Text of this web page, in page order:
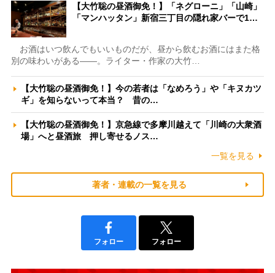
【大竹聡の昼酒御免！】「ネグローニ」「山崎」
「マンハッタン」新宿三丁目の隠れ家バーで1…
お酒はいつ飲んでもいいものだが、昼から飲むお酒にはまた格
別の味わいがある――。ライター・作家の大竹…
【大竹聡の昼酒御免！】今の若者は「なめろう」や「キヌカツ
ギ」を知らないって本当？ 昔の…
【大竹聡の昼酒御免！】京急線で多摩川越えて「川崎の大衆酒
場」へと昼酒旅 押し寄せるノス…
一覧を見る
著者・連載の一覧を見る
フォロー フォロー